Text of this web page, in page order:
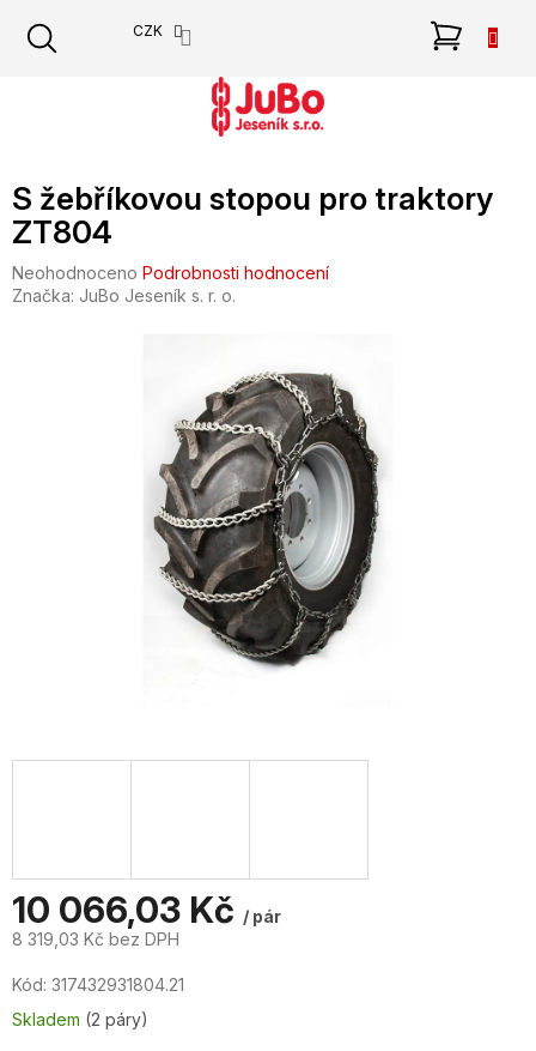
obsah
CZK
S žebříkovou stopou pro traktory
ZT804
Průměrné
hodnocení
Neohodnoceno Podrobnosti hodnocení
Značka: JuBo Jeseník s. r. o.
10 066,03 Kč / pár
8 319,03 Kč bez DPH
cena:
Kód: 317432931804.21
Skladem (2 páry)